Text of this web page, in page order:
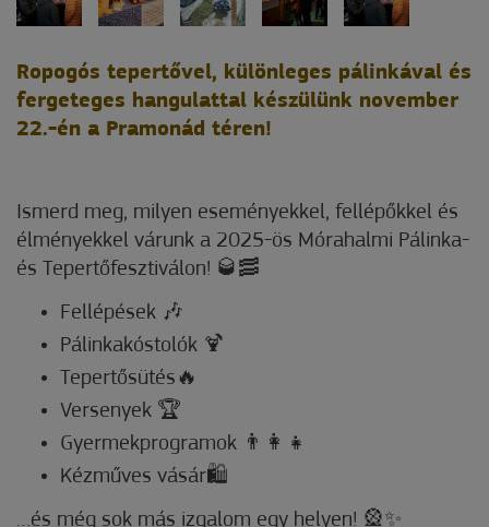
Ropogós tepertővel, különleges pálinkával és
fergeteges hangulattal készülünk november
22.-én a Pramonád téren!
Ismerd meg, milyen eseményekkel, fellépőkkel és
élményekkel várunk a 2025-ös Mórahalmi Pálinka-
és Tepertőfesztiválon! 🥃🥓
Fellépések 🎶
Pálinkakóstolók 🍹
Tepertősütés🔥
Versenyek 🏆
Gyermekprogramok 👨‍👩‍👧
Kézműves vásár🛍️
…és még sok más izgalom egy helyen! 🎡✨